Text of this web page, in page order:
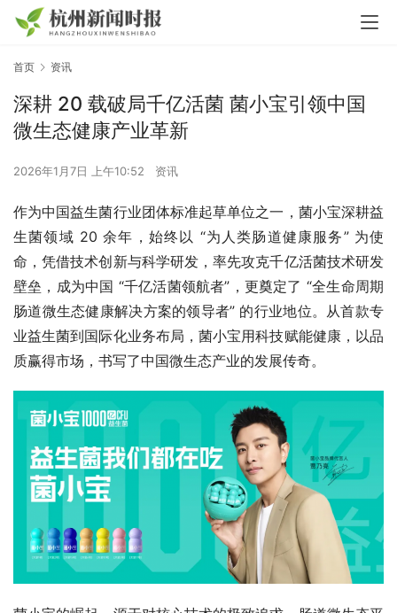
首页 资讯
深耕 20 载破局千亿活菌 菌小宝引领中国
微生态健康产业革新
2026年1月7日 上午10:52 资讯
作为中国益生菌行业团体标准起草单位之一，菌小宝深耕益
生菌领域 20 余年，始终以 “为人类肠道健康服务” 为使
命，凭借技术创新与科学研发，率先攻克千亿活菌技术研发
壁垒，成为中国 “千亿活菌领航者”，更奠定了 “全生命周期
肠道微生态健康解决方案的领导者” 的行业地位。从首款专
业益生菌到国际化业务布局，菌小宝用科技赋能健康，以品
质赢得市场，书写了中国微生态产业的发展传奇。